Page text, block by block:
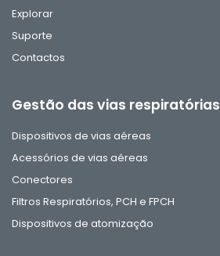
Explorar
Suporte
Contactos
Gestão das vias respiratórias
Dispositivos de vias aéreas
Acessórios de vias aéreas
Conectores
Filtros Respiratórios, PCH e FPCH
Dispositivos de atomização